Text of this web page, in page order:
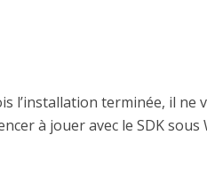
l’installation terminée, il ne
à jouer avec le SDK sous